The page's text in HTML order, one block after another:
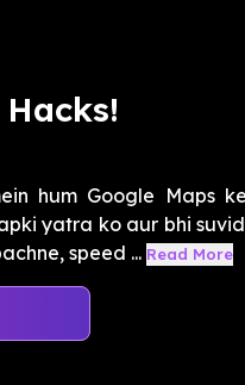
hum Google Maps
yatra ko aur bhi
speed ... Read More